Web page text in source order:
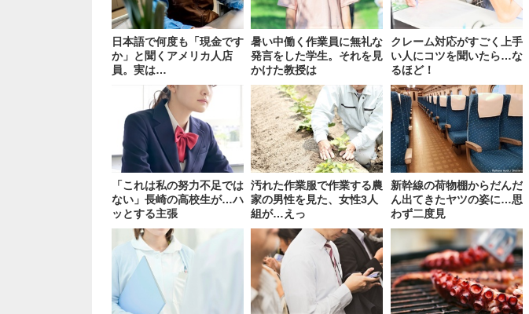
日本語で何度も「現金です
か」と聞くアメリカ人店
員。実は…
暑い中働く作業員に無礼な
発言をした学生。それを見
かけた教授は
クレーム対応がすごく上手
い人にコツを聞いたら…な
るほど！
「これは私の努力不足では
ない」長崎の高校生が…ハ
ッとする主張
汚れた作業服で作業する農
家の男性を見た、女性3人
組が…えっ
新幹線の荷物棚からだんだ
ん出てきたヤツの姿に…思
わず二度見